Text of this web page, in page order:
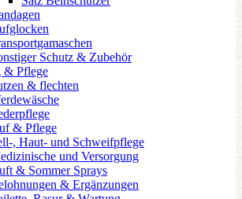
Schutz & Zubehör
& Pflege
& flechten
& Pflege
, Haut- und Schweifpflege
und Versorgung
& Sommer Sprays
& Ergänzungen